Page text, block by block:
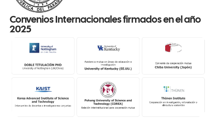
Convenios Internacionales firmados en el año
2025